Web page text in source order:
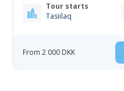
Tour starts
Tasiilaq
From 2 000 DKK